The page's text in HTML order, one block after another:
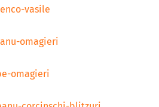
vasile
omagieri
omagieri